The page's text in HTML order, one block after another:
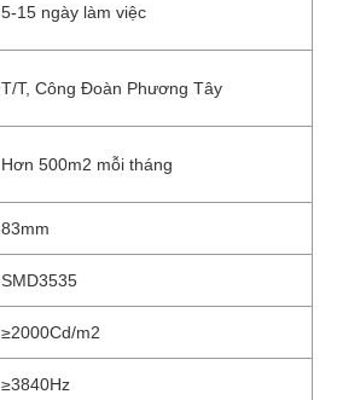
5-15 ngày làm việc
T/T, Công Đoàn Phương Tây
Hơn 500m2 mỗi tháng
83mm
SMD3535
≥2000Cd/m2
≥3840Hz